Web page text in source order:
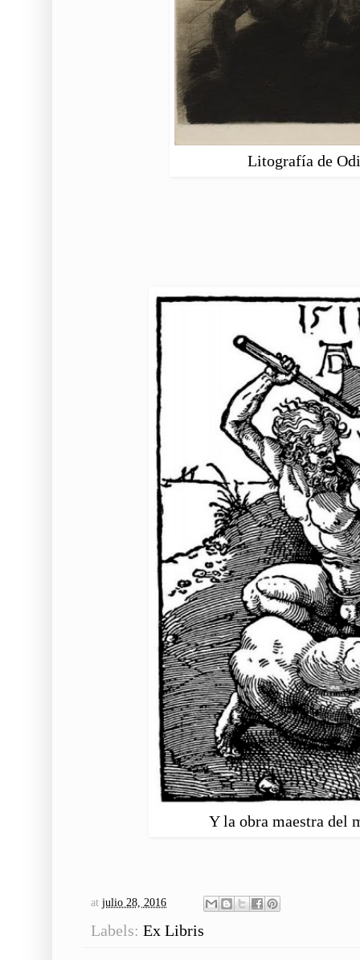
Litografía de
Y la obra maestra del
at julio 28, 2016
Labels: Ex Libris